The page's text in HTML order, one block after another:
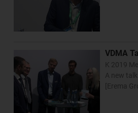
VDMA
K 2019
A new
[Erema